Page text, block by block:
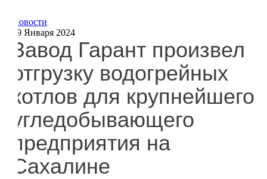
Новости
19 Января 2024
Завод Гарант произвел
отгрузку водогрейных
котлов для крупнейшего
угледобывающего
предприятия на
Сахалине